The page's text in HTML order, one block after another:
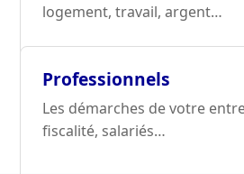
logement, travail, argent…
Professionnels
Les démarches de votre
fiscalité, salariés…